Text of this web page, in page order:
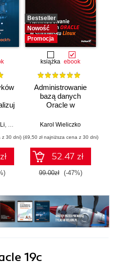
, Matt Goldwasser, Upom Malik
z 30 dni)
Bestseller
Nowość
Promocja
książka ebook
Administrowanie
bazą danych
Oracle w
Karol Wieliczko
(49,50 zł najniższa cena z 30 dni)
52.47 zł
99.00zł (-47%)
19c